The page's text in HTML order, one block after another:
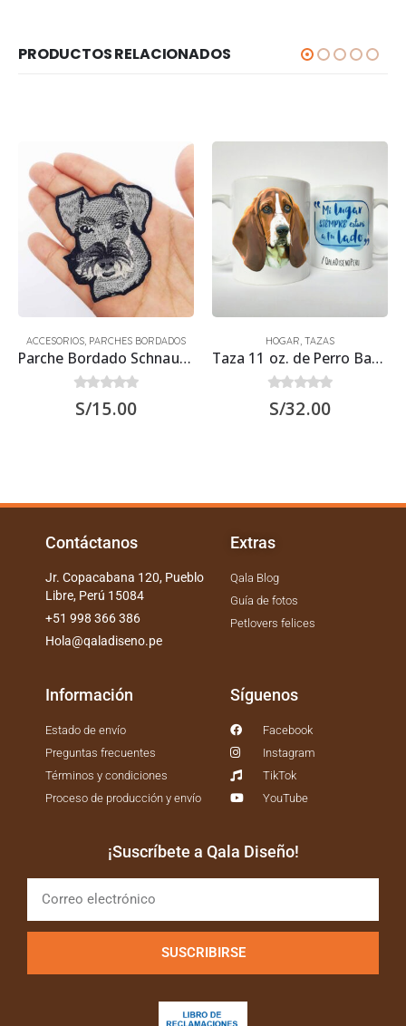
PRODUCTOS RELACIONADOS
ACCESORIOS PARCHES BORDADOS
Parche Bordado Schnauzer
0out of 5
S/15.00
HOGAR TAZAS
Taza 11 oz. de Perro Basset Hound
0out of 5
S/32.00
Contáctanos
Jr. Copacabana 120, Pueblo
Libre, Perú 15084
+51 998 366 386
Hola@qaladiseno.pe
Extras
Qala Blog
Guía de fotos
Petlovers felices
Información
Estado de envío
Preguntas frecuentes
Términos y condiciones
Proceso de producción y envío
Síguenos
Facebook
Instagram
TikTok
YouTube
¡Suscríbete a Qala Diseño!
SUSCRIBIRSE